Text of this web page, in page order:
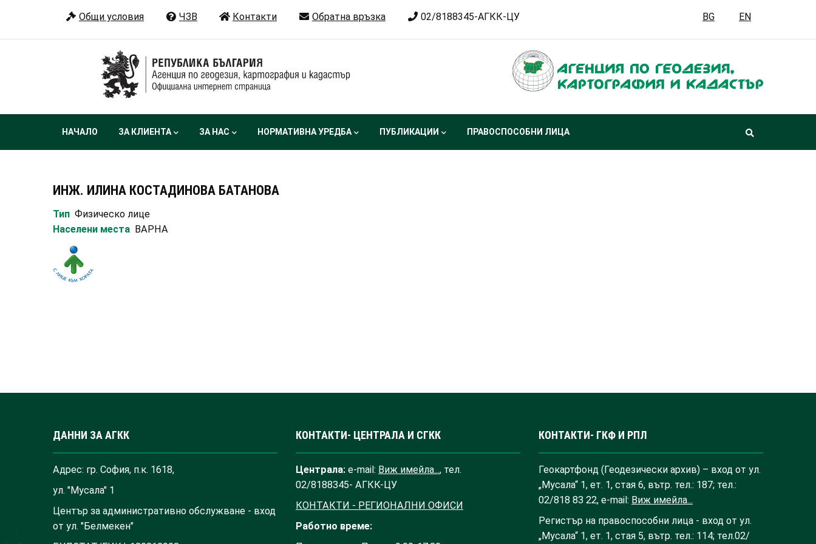
основното
Общи условия ЧЗВ Контакти Обратна връзка 02/8188345-АГКК-ЦУ BG EN
Main
НАЧАЛО ЗА КЛИЕНТА ЗА НАС НОРМАТИВНА УРЕДБА ПУБЛИКАЦИИ ПРАВОСПОСОБНИ ЛИЦА
ИНЖ. ИЛИНА КОСТАДИНОВА БАТАНОВА
Тип Физическо лице
Населени места ВАРНА
ДАННИ ЗА АГКК
Адрес: гр. София, п.к. 1618,
ул. "Мусала" 1
Център за административно обслужване - вход
от ул. "Белмекен"
КОНТАКТИ- ЦЕНТРАЛА И СГКК
Централа: e-mail: Виж имейла..., тел.
02/8188345- АГКК-ЦУ
КОНТАКТИ - РЕГИОНАЛНИ ОФИСИ
Работно време:
КОНТАКТИ- ГКФ И РПЛ
Геокартфонд (Геодезически архив) – вход от ул.
„Мусала“ 1, ет. 1, стая 6, вътр. тел.: 187; тел.:
02/818 83 22, e-mail: Виж имейла...
Регистър на правоспособни лица - вход от ул.
„Мусала“ 1, ет. 1, стая 5, вътр. тел.: 114; тел.02/